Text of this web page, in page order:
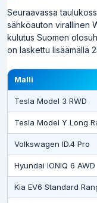
Seuraavassa
sähköauton virallinen
kulutus Suomen
on laskettu lisäämällä
Malli
Tesla Model 3 RWD
Tesla Model Y Long
Volkswagen ID.4 Pro
Hyundai IONIQ 6 AWD
Kia EV6 Standard